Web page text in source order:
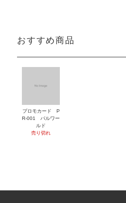
おすすめ商品
プロモカード P
R-001 パルワー
ルド
売り切れ